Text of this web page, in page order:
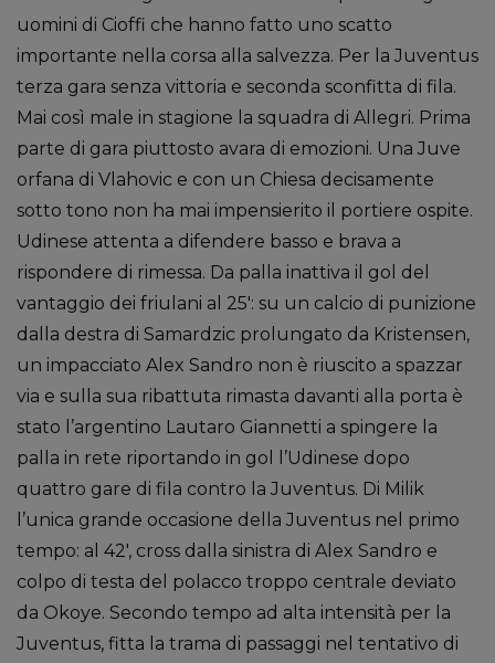
uomini di Cioffi che hanno fatto uno scatto
importante nella corsa alla salvezza. Per la Juventus
terza gara senza vittoria e seconda sconfitta di fila.
Mai così male in stagione la squadra di Allegri. Prima
parte di gara piuttosto avara di emozioni. Una Juve
orfana di Vlahovic e con un Chiesa decisamente
sotto tono non ha mai impensierito il portiere ospite.
Udinese attenta a difendere basso e brava a
rispondere di rimessa. Da palla inattiva il gol del
vantaggio dei friulani al 25′: su un calcio di punizione
dalla destra di Samardzic prolungato da Kristensen,
un impacciato Alex Sandro non è riuscito a spazzar
via e sulla sua ribattuta rimasta davanti alla porta è
stato l’argentino Lautaro Giannetti a spingere la
palla in rete riportando in gol l’Udinese dopo
quattro gare di fila contro la Juventus. Di Milik
l’unica grande occasione della Juventus nel primo
tempo: al 42′, cross dalla sinistra di Alex Sandro e
colpo di testa del polacco troppo centrale deviato
da Okoye. Secondo tempo ad alta intensità per la
Juventus, fitta la trama di passaggi nel tentativo di